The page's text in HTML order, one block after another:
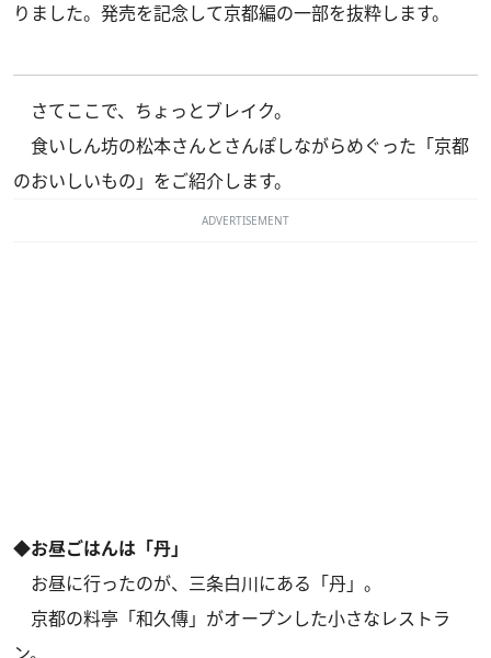
りました。発売を記念して京都編の一部を抜粋します。
さてここで、ちょっとブレイク。
食いしん坊の松本さんとさんぽしながらめぐった「京都
のおいしいもの」をご紹介します。
ADVERTISEMENT
◆お昼ごはんは「丹」
お昼に行ったのが、三条白川にある「丹」。
京都の料亭「和久傳」がオープンした小さなレストラ